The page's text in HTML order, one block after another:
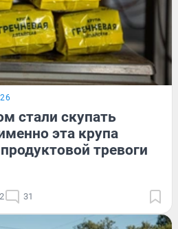
стали скупать
эта крупа
тревоги
31